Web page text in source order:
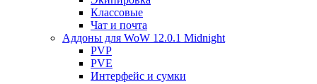
Классовые
Чат и почта
Аддоны для WoW 12.0.1 Midnight
PVP
PVE
Интерфейс и сумки